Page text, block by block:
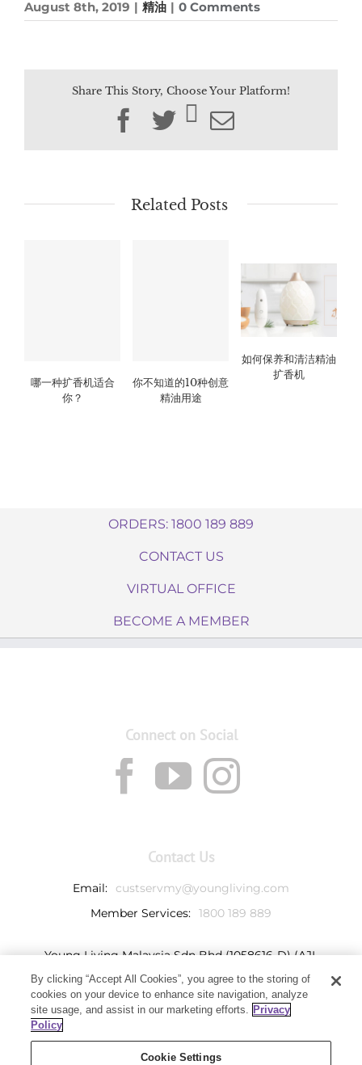
August 8th, 2019 | 精油 | 0 Comments
Share This Story, Choose Your Platform!
Facebook
TwitterEmail
Related Posts
哪一种扩香机适合
你？
你不知道的10种创意
精油用途
如何保养和清洁精油
扩香机
ORDERS: 1800 189 889
CONTACT US
VIRTUAL OFFICE
BECOME A MEMBER
Connect on Social
Contact Us
Email:
custservmy@youngliving.com
Member Services: 1800 189 889
Young Living Malaysia Sdn Bhd (1058616-D) (AJL
932069)
Ground Floor, Tower 7
Avenue 3, Bangsar South,
59200 Kuala Lumpur, Malaysia
By clicking “Accept All Cookies”, you agree to the storing of
cookies on your device to enhance site navigation, analyze
site usage, and assist in our marketing efforts. Privacy
Policy
Cookie Settings